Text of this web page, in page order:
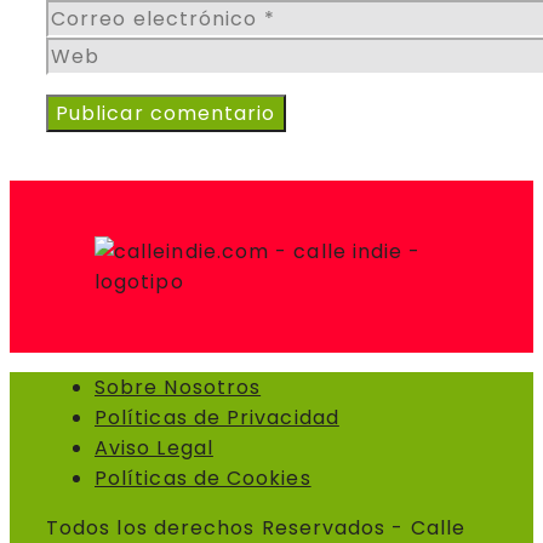
Correo
electrónico
Web
Sobre Nosotros
Políticas de Privacidad
Aviso Legal
Políticas de Cookies
Todos los derechos Reservados - Calle